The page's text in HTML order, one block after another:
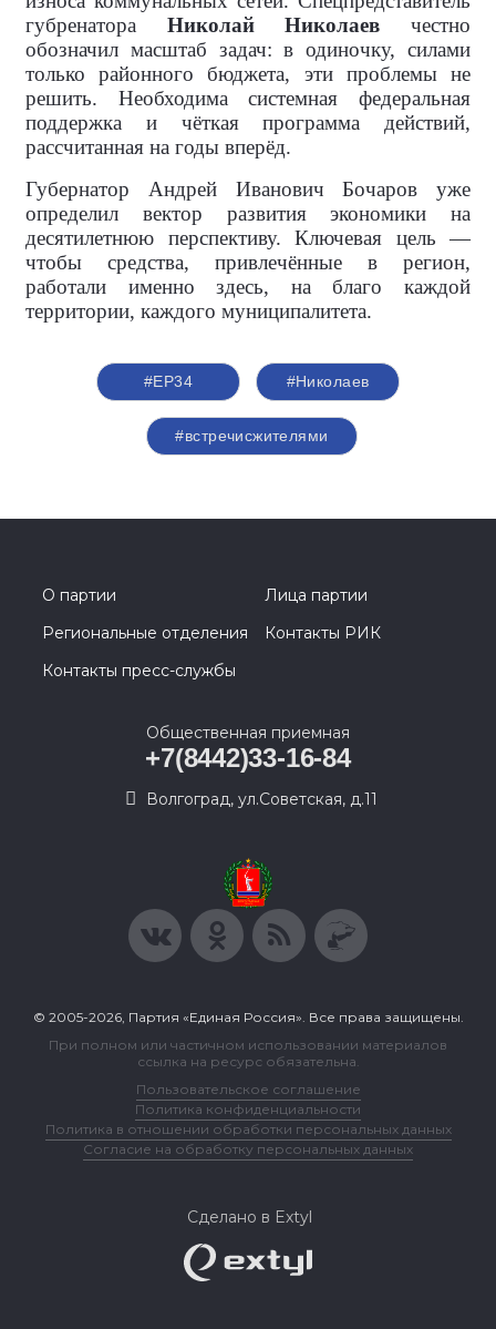
губренатора Николай Николаев честно
обозначил масштаб задач: в одиночку, силами
только районного бюджета, эти проблемы не
решить. Необходима системная федеральная
поддержка и чёткая программа действий,
рассчитанная на годы вперёд.
Губернатор Андрей Иванович Бочаров уже
определил вектор развития экономики на
десятилетнюю перспективу. Ключевая цель —
чтобы средства, привлечённые в регион,
работали именно здесь, на благо каждой
территории, каждого муниципалитета.
#ЕР34 #Николаев
#встречисжителями
О партии
Лица партии
Региональные отделения
Контакты РИК
Контакты пресс-службы
Общественная приемная
+7(8442)33-16-84
Волгоград, ул.Советская, д.11
© 2005-2026, Партия «Единая Россия». Все права защищены.
При полном или частичном использовании материалов
ссылка на ресурс обязательна.
Пользовательское соглашение
Политика конфиденциальности
Политика в отношении обработки персональных данных
Согласие на обработку персональных данных
Сделано в Extyl